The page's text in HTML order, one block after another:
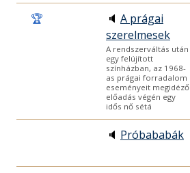
🏆 🔈 A prágai
szerelmesek
A rendszerváltás után
egy felújított
színházban, az 1968-
as prágai forradalom
eseményeit megidéző
előadás végén egy
idős nő sétá
🔈 Próbababák